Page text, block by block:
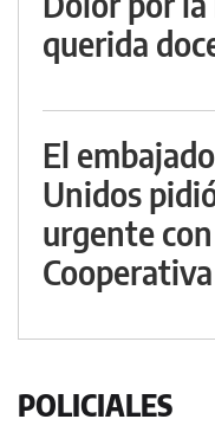
querida
El
Unidos
urgente
POLICIALES